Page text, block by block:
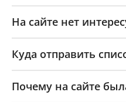
На сайте нет
Куда отправить
Почему на сайте